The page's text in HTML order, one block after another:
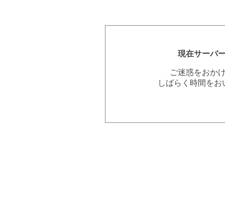
現在サーバ
ご迷惑をおか
しばらく時間を